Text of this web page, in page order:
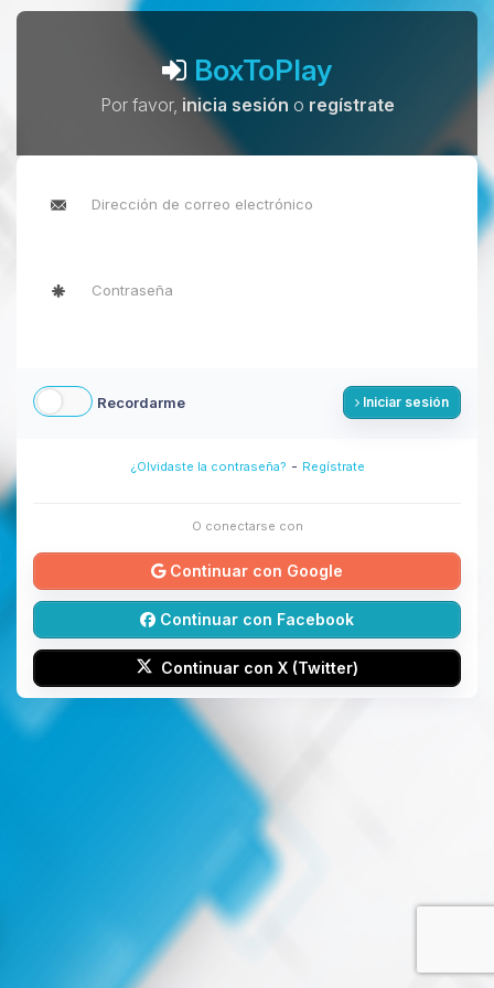
BoxToPlay
Por favor, inicia sesión o regístrate
Recordarme Iniciar sesión
¿Olvidaste la contraseña? - Regístrate
O conectarse con
Continuar con Google
Continuar con Facebook
Continuar con X (Twitter)